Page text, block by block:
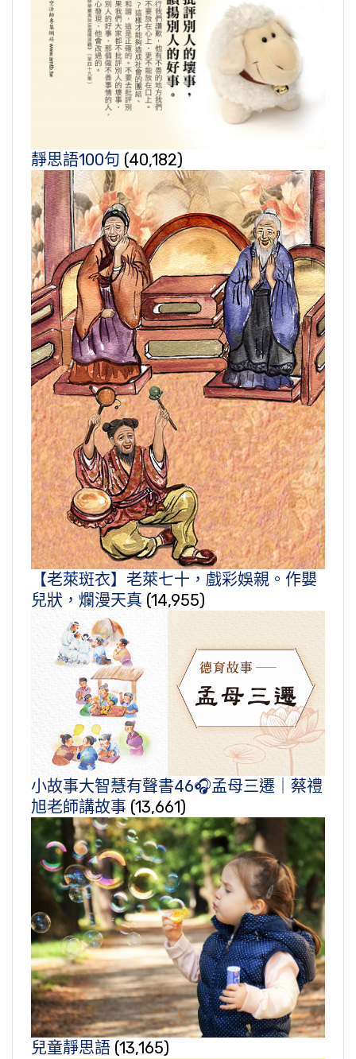
靜思語100句 (40,182)
【老萊斑衣】老萊七十，戲彩娛親。作嬰
兒狀，爛漫天真 (14,955)
小故事大智慧有聲書46🎧孟母三遷｜蔡禮
旭老師講故事 (13,661)
兒童靜思語 (13,165)